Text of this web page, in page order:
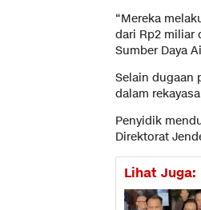
“Mereka
dari Rp2 miliar
Sumber Daya
Selain dugaan
dalam
Penyidik
Direktorat
Lihat Juga: